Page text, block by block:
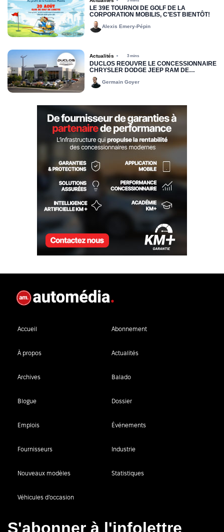
LE 39E TOURNOI DE GOLF DE LA
CORPORATION MOBILIS, C’EST BIENTÔT!
Alexis Emery-Pépin
Actualités 3 mins
DUCLOS RÉOUVRE LE CONCESSIONNAIRE
CHRYSLER DODGE JEEP RAM DE
DRUMMONDVILLE
Germain Goyer
Accueil Abonnement
À propos Actualités
Archives Balado
Blogue Dossier
Emplois Événements
Fournisseurs Industrie
Nouveaux modèles Statistiques
Véhicules d’occasion
S'abonner à l'infolettre